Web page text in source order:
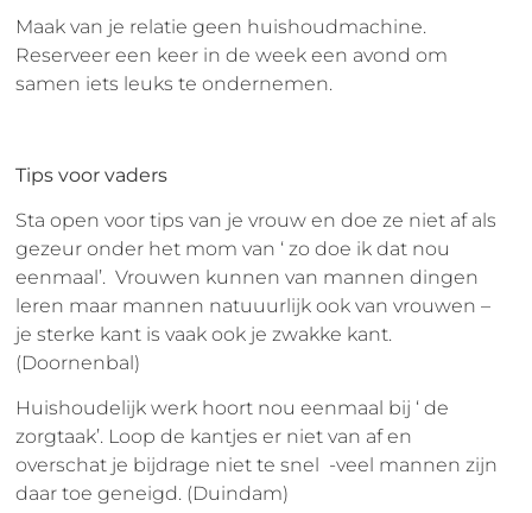
Maak van je relatie geen huishoudmachine.
Reserveer een keer in de week een avond om
samen iets leuks te ondernemen.
Tips voor vaders
Sta open voor tips van je vrouw en doe ze niet af als
gezeur onder het mom van ‘ zo doe ik dat nou
eenmaal’. Vrouwen kunnen van mannen dingen
leren maar mannen natuuurlijk ook van vrouwen –
je sterke kant is vaak ook je zwakke kant.
(Doornenbal)
Huishoudelijk werk hoort nou eenmaal bij ‘ de
zorgtaak’. Loop de kantjes er niet van af en
overschat je bijdrage niet te snel -veel mannen zijn
daar toe geneigd. (Duindam)